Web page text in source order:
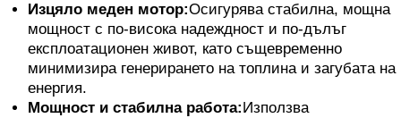
Изцяло меден мотор:Осигурява стабилна, мощна
мощност с по-висока надеждност и по-дълъг
експлоатационен живот, като същевременно
минимизира генерирането на топлина и загубата на
енергия.
Мощност и стабилна работа:Използва